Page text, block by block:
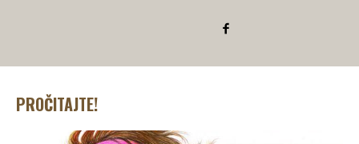
PROČITAJTE!